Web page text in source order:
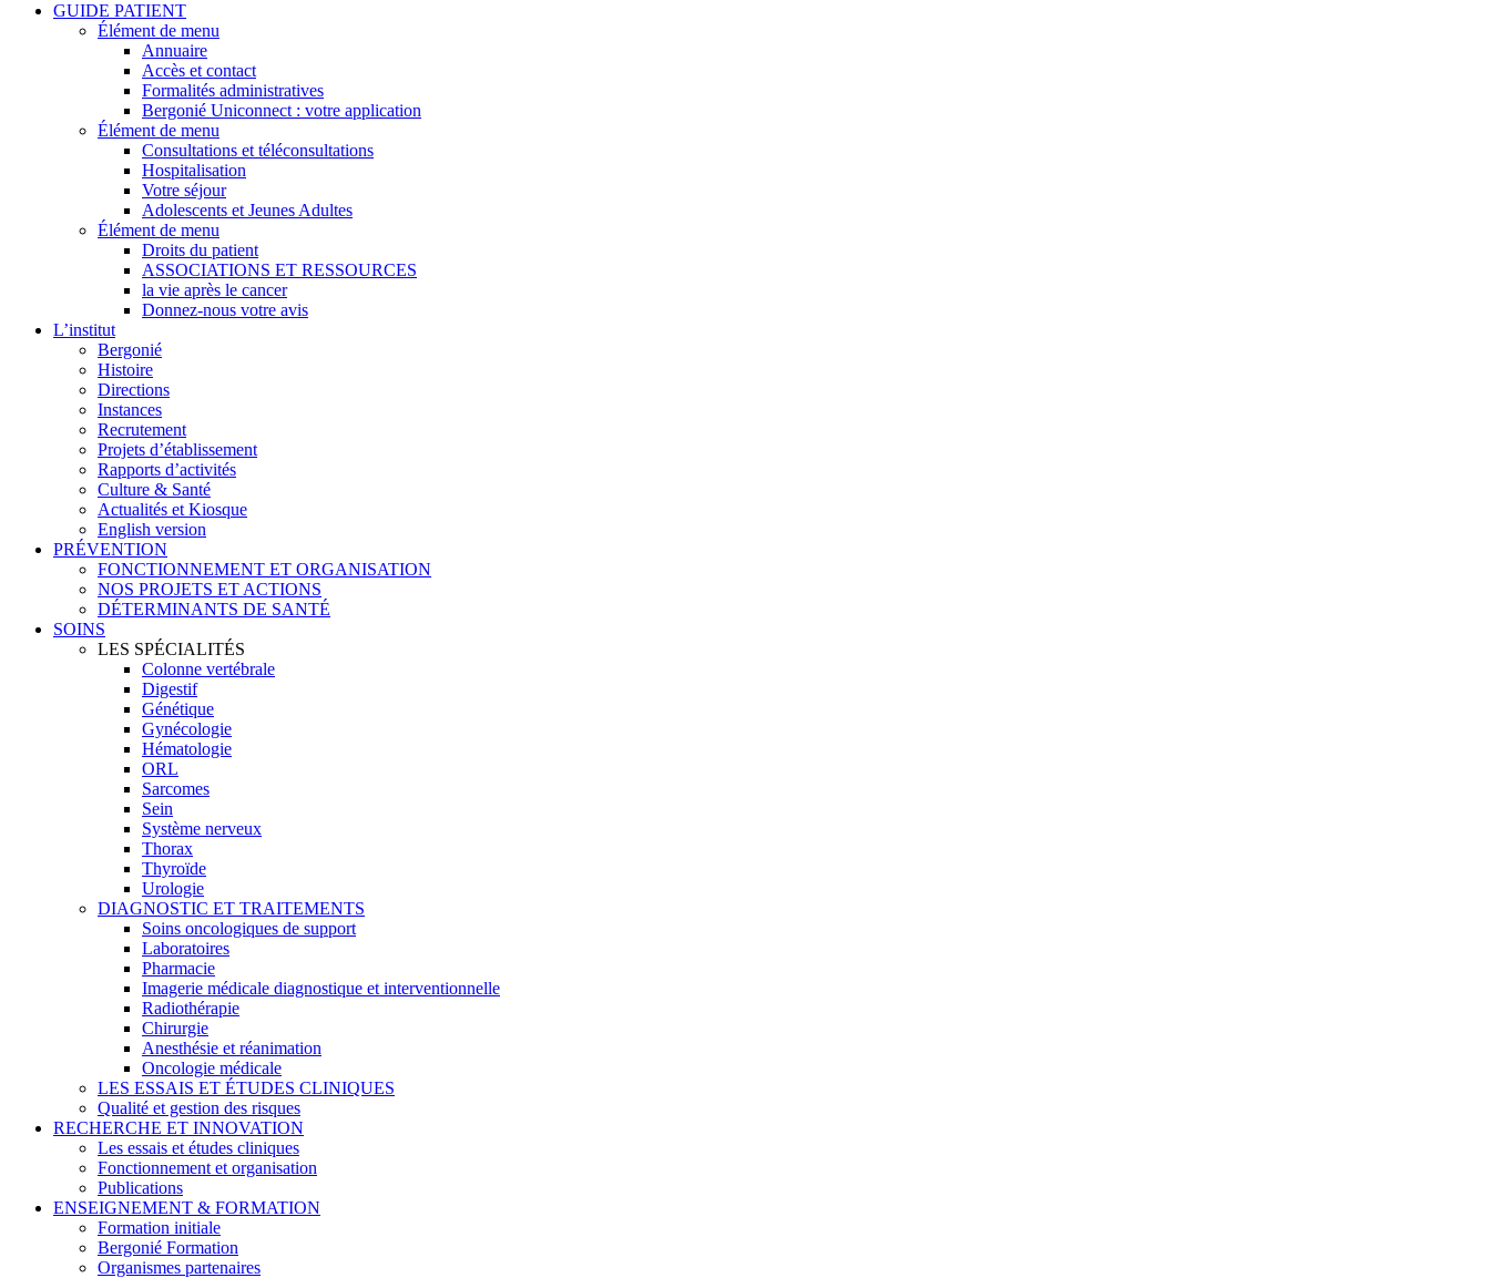
GUIDE PATIENT
Élément de menu
Annuaire
Accès et contact
Formalités administratives
Bergonié Uniconnect : votre application
Élément de menu
Consultations et téléconsultations
Hospitalisation
Votre séjour
Adolescents et Jeunes Adultes
Élément de menu
Droits du patient
ASSOCIATIONS ET RESSOURCES
la vie après le cancer
Donnez-nous votre avis
L’institut
Bergonié
Histoire
Directions
Instances
Recrutement
Projets d’établissement
Rapports d’activités
Culture & Santé
Actualités et Kiosque
English version
PRÉVENTION
FONCTIONNEMENT ET ORGANISATION
NOS PROJETS ET ACTIONS
DÉTERMINANTS DE SANTÉ
SOINS
LES SPÉCIALITÉS
Colonne vertébrale
Digestif
Génétique
Gynécologie
Hématologie
ORL
Sarcomes
Sein
Système nerveux
Thorax
Thyroïde
Urologie
DIAGNOSTIC ET TRAITEMENTS
Soins oncologiques de support
Laboratoires
Pharmacie
Imagerie médicale diagnostique et interventionnelle
Radiothérapie
Chirurgie
Anesthésie et réanimation
Oncologie médicale
LES ESSAIS ET ÉTUDES CLINIQUES
Qualité et gestion des risques
RECHERCHE ET INNOVATION
Les essais et études cliniques
Fonctionnement et organisation
Publications
ENSEIGNEMENT & FORMATION
Formation initiale
Bergonié Formation
Organismes partenaires